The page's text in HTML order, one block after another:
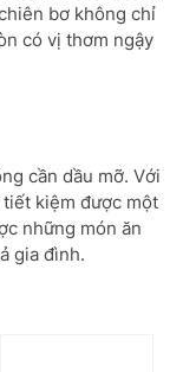
bơ không chỉ
có vị thơm ngậy
cần dầu mỡ. Với
kiệm được một
những món ăn
gia đình.